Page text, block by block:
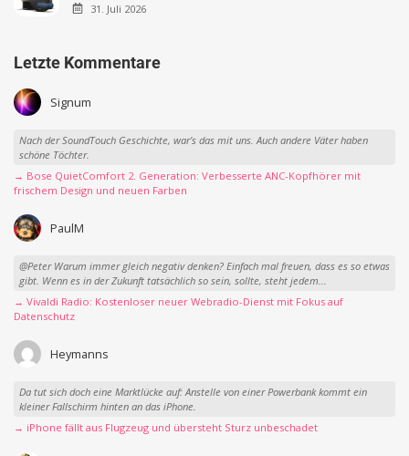
31. Juli 2026
Letzte Kommentare
Signum
Nach der SoundTouch Geschichte, war’s das mit uns. Auch andere Väter haben
schöne Töchter.
→ Bose QuietComfort 2. Generation: Verbesserte ANC-Kopfhörer mit
frischem Design und neuen Farben
PaulM
@Peter Warum immer gleich negativ denken? Einfach mal freuen, dass es so etwas
gibt. Wenn es in der Zukunft tatsächlich so sein, sollte, steht jedem...
→ Vivaldi Radio: Kostenloser neuer Webradio-Dienst mit Fokus auf
Datenschutz
Heymanns
Da tut sich doch eine Marktlücke auf: Anstelle von einer Powerbank kommt ein
kleiner Fallschirm hinten an das iPhone.
→ iPhone fällt aus Flugzeug und übersteht Sturz unbeschadet